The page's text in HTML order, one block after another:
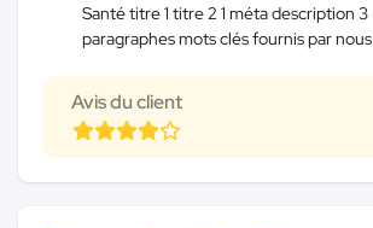
Santé titre 1 titre 2 1 méta description 3
paragraphes mots clés fournis par nous
Avis du client